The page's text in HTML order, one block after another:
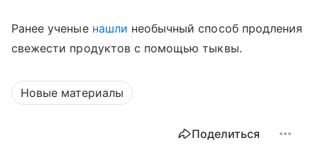
Ранее ученые нашли необычный способ продления
свежести продуктов с помощью тыквы.
Новые материалы
Поделиться